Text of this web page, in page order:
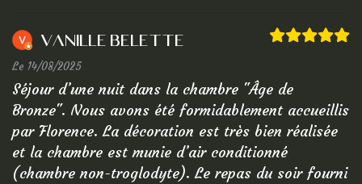
Vanille Belette
Le 14/08/2025
Séjour d’une nuit dans la chambre "Âge de
Bronze". Nous avons été formidablement accueillis
par Florence. La décoration est très bien réalisée
et la chambre est munie d’air conditionné
(chambre non-troglodyte). Le repas du soir fourni